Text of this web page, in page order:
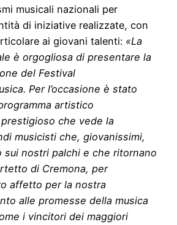
musicali nazionali per
di iniziative realizzate, con
ai giovani talenti: «La
è orgogliosa di presentare la
del Festival
Per l’occasione è stato
artistico
che vede la
musicisti che, giovanissimi,
sui nostri palchi e che ritornano
di Cremona, per
affetto per la nostra
alle promesse della musica
i vincitori dei maggiori